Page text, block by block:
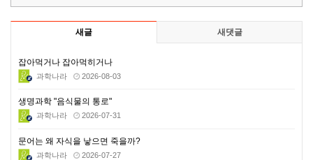
새글 새댓글
잡아먹거나 잡아먹히거나
과학나라 2026-08-03
생명과학 "음식물의 통로"
과학나라 2026-07-31
문어는 왜 자식을 낳으면 죽을까?
과학나라 2026-07-27